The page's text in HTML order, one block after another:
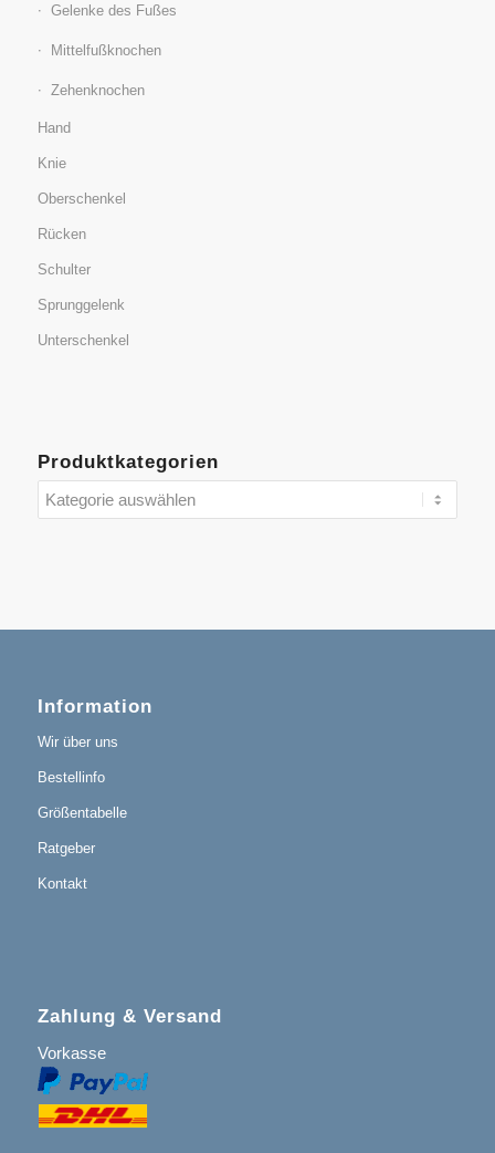
Gelenke des Fußes
Mittelfußknochen
Zehenknochen
Hand
Knie
Oberschenkel
Rücken
Schulter
Sprunggelenk
Unterschenkel
Produktkategorien
Information
Wir über uns
Bestellinfo
Größentabelle
Ratgeber
Kontakt
Zahlung & Versand
Vorkasse